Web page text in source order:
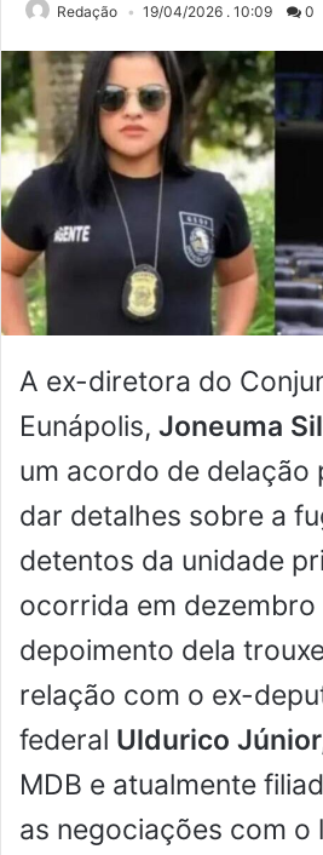
Redação 19/04/2026 . 10:09 0
A ex-diretora do
Eunápolis, Joneuma
um acordo de delação
dar detalhes sobre a
detentos da unidade
ocorrida em dezembro
depoimento dela
relação com o ex-
federal Uldurico
MDB e atualmente
as negociações com o